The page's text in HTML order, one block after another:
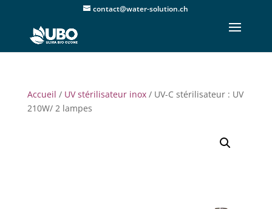
contact@water-solution.ch
Accueil / UV stérilisateur inox/ UV-C stérilisateur : UV
210W/ 2 lampes